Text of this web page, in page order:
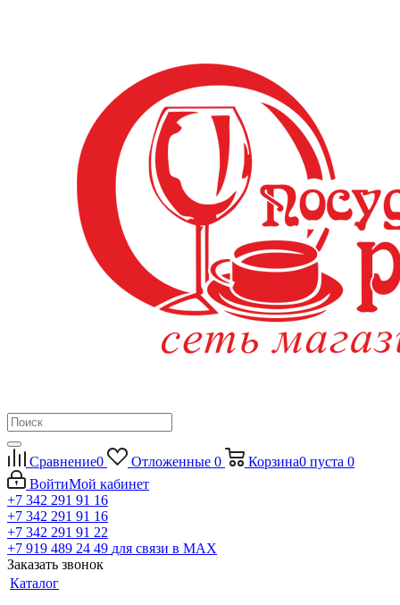
Сравнение0 Отложенные 0 Корзина0 пуста 0
ВойтиМой кабинет
+7 342 291 91 16
+7 342 291 91 16
+7 342 291 91 22
+7 919 489 24 49 для связи в МАХ
Заказать звонок
Каталог